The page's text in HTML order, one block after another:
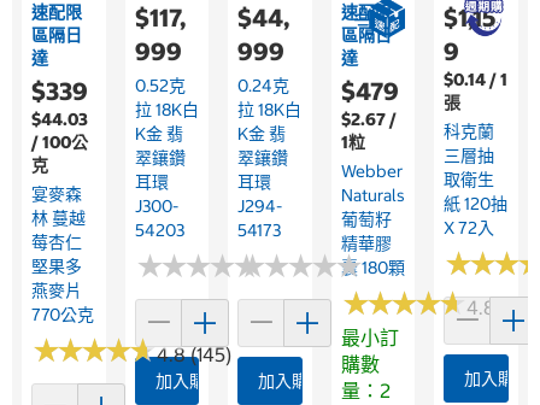
速配限
區隔日
達
$339
$44.03
/ 100公
克
宴麥森
林 蔓越
莓杏仁
堅果多
燕麥片
770公克
★★★★★
★★★★★4.8 (145)
$117,
999
0.52克
拉 18K白
K金 翡
翠鑲鑽
耳環
J300-
54203
★★★★★
★★★★★
加入購物車
$44,
999
0.24克
拉 18K白
K金 翡
翠鑲鑽
耳環
J294-
54173
★★★★★
★★★★★
加入購物車
速配限
區隔日
達
$479
$2.67 /
1粒
Webber
Naturals
葡萄籽
精華膠
囊 180顆
★★★★★
★★★★★4.8 (191)
最小訂
購數
量：2
$1,15
9
$0.14 / 1
張
科克蘭
三層抽
取衛生
紙 120抽
X 72入
★★★
★★★
加入購物